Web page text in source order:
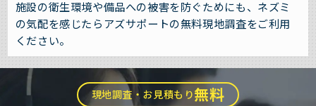
施設の衛生環境や備品への被害を防ぐためにも、ネズミ
の気配を感じたらアズサポートの無料現地調査をご利用
ください。
現地調査・お見積もり無料